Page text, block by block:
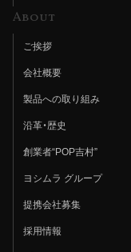
About
ご挨拶
会社概要
製品への取り組み
沿革・歴史
創業者“POP吉村”
ヨシムラ グループ
提携会社募集
採用情報